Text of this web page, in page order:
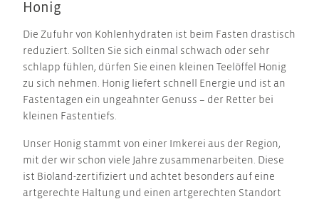
Honig
Die Zufuhr von Kohlenhydraten ist beim Fasten drastisch
reduziert. Sollten Sie sich einmal schwach oder sehr
schlapp fühlen, dürfen Sie einen kleinen Teelöffel Honig
zu sich nehmen. Honig liefert schnell Energie und ist an
Fastentagen ein ungeahnter Genuss – der Retter bei
kleinen Fastentiefs.
Unser Honig stammt von einer Imkerei aus der Region,
mit der wir schon viele Jahre zusammenarbeiten. Diese
ist Bioland-zertifiziert und achtet besonders auf eine
artgerechte Haltung und einen artgerechten Standort